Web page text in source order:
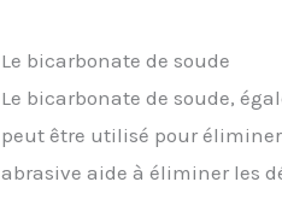
Le bicarbonate de soude
Le bicarbonate de soude,
peut être utilisé pour
abrasive aide à éliminer les